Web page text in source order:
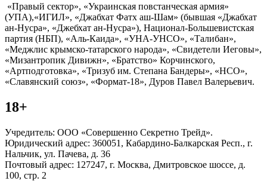
«Правый сектор», «Украинская повстанческая армия»
(УПА),«ИГИЛ», «Джабхат Фатх аш-Шам» (бывшая «Джабхат
ан-Нусра», «Джебхат ан-Нусра»), Национал-Большевистская
партия (НБП), «Аль-Каида», «УНА-УНСО», «Талибан»,
«Меджлис крымско-татарского народа», «Свидетели Иеговы»,
«Мизантропик Дивижн», «Братство» Корчинского,
«Артподготовка», «Тризуб им. Степана Бандеры», «НСО»,
«Славянский союз», «Формат-18», Дуров Павел Валерьевич.
18+
Учредитель: ООО «Совершенно Секретно Трейд».
Юридический адрес: 360051, Кабардино-Балкарская Респ., г.
Нальчик, ул. Пачева, д. 36
Почтовый адрес: 127247, г. Москва, Дмитровское шоссе, д.
100, стр. 2